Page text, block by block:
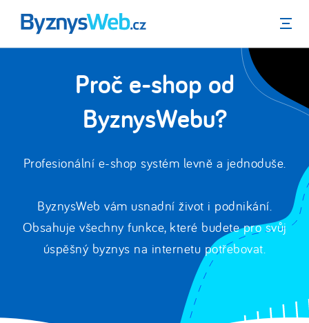
Menu
Proč e-shop od
ByznysWebu?
Profesionální e-shop systém levně a jednoduše.
ByznysWeb vám usnadní život i podnikání.
Obsahuje všechny funkce, které budete pro svůj
úspěšný byznys na internetu potřebovat.